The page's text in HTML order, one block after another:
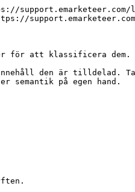
för att klassificera dem.
den är tilldelad.
på egen hand.